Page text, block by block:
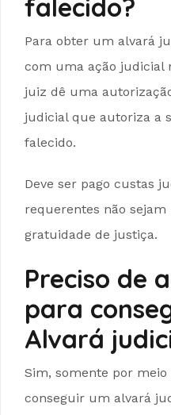
falecido?
Para obter um alvará
com uma ação judicial
juiz dê uma
judicial que autoriza a
falecido.
Deve ser pago custas
requerentes não
gratuidade de justiça.
Preciso de
para
Alvará
Sim, somente por meio
conseguir um alvará